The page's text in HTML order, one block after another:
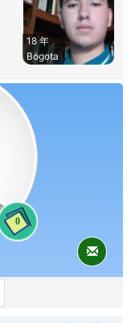
18 年
Bogota
0